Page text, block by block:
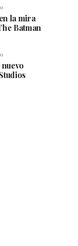
la mira
Batman